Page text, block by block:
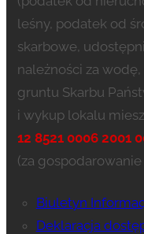
leśny, podatek od
skarbowe,
należności za
gruntu Skarbu
i wykup lokalu
12 8521 0006 2001
(za
Biuletyn
Deklaracja